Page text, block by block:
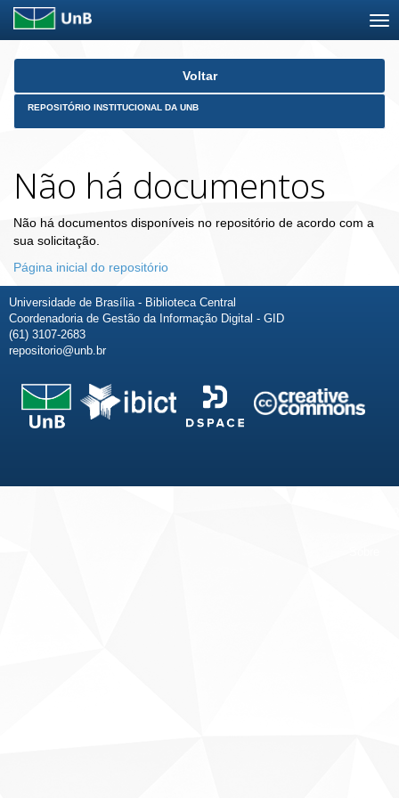
Skip
Voltar
REPOSITÓRIO INSTITUCIONAL DA UNB
Não há documentos
Não há documentos disponíveis no repositório de acordo com a
sua solicitação.
Página inicial do repositório
Universidade de Brasília - Biblioteca Central
Coordenadoria de Gestão da Informação Digital - GID
(61) 3107-2683
repositorio@unb.br